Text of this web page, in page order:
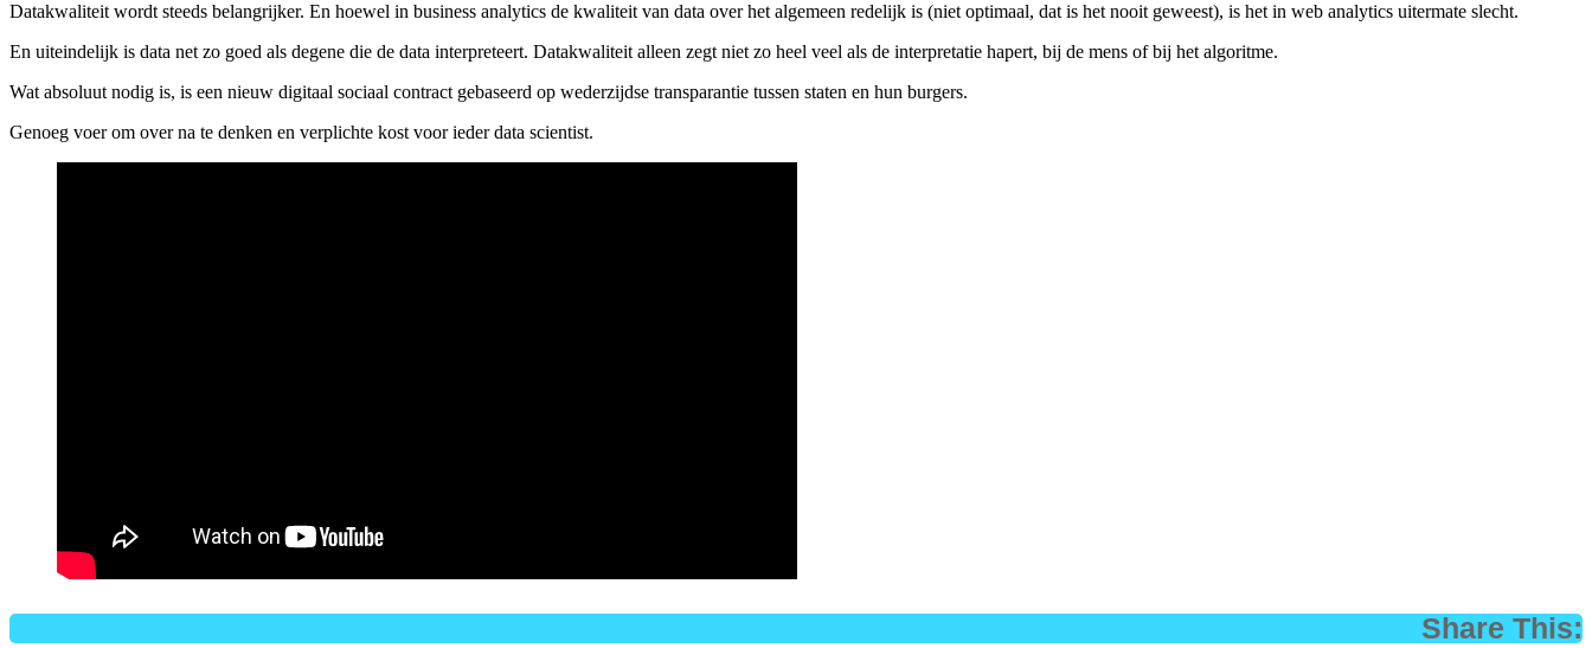
Datakwaliteit wordt steeds belangrijker. En hoewel in business analytics de kwaliteit van data over het algemeen redelijk is (niet optimaal, dat is het nooit geweest), is het in web analytics uitermate slecht.
En uiteindelijk is data net zo goed als degene die de data interpreteert. Datakwaliteit alleen zegt niet zo heel veel als de interpretatie hapert, bij de mens of bij het algoritme.
Wat absoluut nodig is, is een nieuw digitaal sociaal contract gebaseerd op wederzijdse transparantie tussen staten en hun burgers.
Genoeg voer om over na te denken en verplichte kost voor ieder data scientist.
Share This: